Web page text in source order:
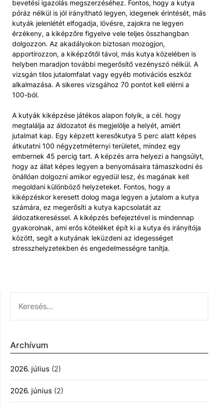
bevetési igazolás megszerzéséhez. Fontos, hogy a kutya
póráz nélkül is jól irányítható legyen, idegenek érintését, más
kutyák jelenlétét elfogadja, lövésre, zajokra ne legyen
érzékeny, a kiképzőre figyelve vele teljes összhangban
dolgozzon. Az akadályokon biztosan mozogjon,
apportírozzon, a kiképzőtől távol, más kutya közelében is
helyben maradjon további megerősítő vezényszó nélkül. A
vizsgán tilos jutalomfalat vagy egyéb motivációs eszköz
alkalmazása. A sikeres vizsgához 70 pontot kell elérni a
100-ból.
A kutyák kiképzése játékos alapon folyik, a cél. hogy
megtalálja az áldozatot és megjelölje a helyét, amiért
jutalmat kap. Egy képzett keresőkutya 5 perc alatt képes
átkutatni 100 négyzetméternyi területet, mindez egy
embernek 45 percig tart. A képzés arra helyezi a hangsúlyt,
hogy az állat képes legyen a benyomásaira támaszkodni és
önállóan dolgozni amikor egyedül lesz, és magának kell
megoldani különböző helyzeteket. Fontos, hogy a
kiképzéskor keresett dolog maga legyen a jutalom a kutya
számára, ez megerősíti a kutya kapcsolatát az
áldozatkereséssel. A kiképzés befejeztével is mindennap
gyakorolnak, ami erős köteléket épít ki a kutya és irányítója
között, segít a kutyának leküzdeni az idegességet
stresszhelyzetekben és engedelmességre tanítja.
Archívum
2026. július (2)
2026. június (2)